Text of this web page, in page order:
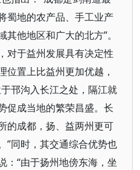
蜀地的农产品、手工业产
他地区和广大的北方”。
对于益州发展具有决定性
位置上比益州更加优越，
邗沟入长江之处，隔江就
促成当地的繁荣昌盛。长
的成都，扬、益两州更可
”同时，其交通综合优势也
：“由于扬州地傍东海，坐